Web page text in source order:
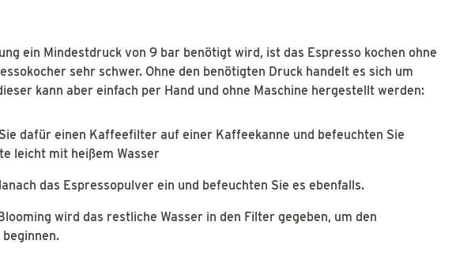
ein Mindestdruck von 9 bar benötigt wird, ist das Espresso kochen ohne
sehr schwer. Ohne den benötigten Druck handelt es sich um
kann aber einfach per Hand und ohne Maschine hergestellt werden:
dafür einen Kaffeefilter auf einer Kaffeekanne und befeuchten Sie
leicht mit heißem Wasser
das Espressopulver ein und befeuchten Sie es ebenfalls.
wird das restliche Wasser in den Filter gegeben, um den